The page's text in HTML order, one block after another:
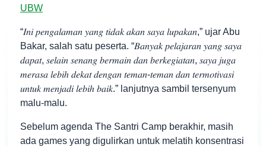
UBW
“𝐼𝑛𝑖 𝑝𝑒𝑛𝑔𝑎𝑙𝑎𝑚𝑎𝑛 𝑦𝑎𝑛𝑔 𝑡𝑖𝑑𝑎𝑘 𝑎𝑘𝑎𝑛 𝑠𝑎𝑦𝑎 𝑙𝑢𝑝𝑎𝑘𝑎𝑛,” ujar Abu
Bakar, salah satu peserta. “𝐵𝑎𝑛𝑦𝑎𝑘 𝑝𝑒𝑙𝑎𝑗𝑎𝑟𝑎𝑛 𝑦𝑎𝑛𝑔 𝑠𝑎𝑦𝑎
𝑑𝑎𝑝𝑎𝑡, 𝑠𝑒𝑙𝑎𝑖𝑛 𝑠𝑒𝑛𝑎𝑛𝑔 𝑏𝑒𝑟𝑚𝑎𝑖𝑛 𝑑𝑎𝑛 𝑏𝑒𝑟𝑘𝑒𝑔𝑖𝑎𝑡𝑎𝑛, 𝑠𝑎𝑦𝑎 𝑗𝑢𝑔𝑎
𝑚𝑒𝑟𝑎𝑠𝑎 𝑙𝑒𝑏𝑖ℎ 𝑑𝑒𝑘𝑎𝑡 𝑑𝑒𝑛𝑔𝑎𝑛 𝑡𝑒𝑚𝑎𝑛-𝑡𝑒𝑚𝑎𝑛 𝑑𝑎𝑛 𝑡𝑒𝑟𝑚𝑜𝑡𝑖𝑣𝑎𝑠𝑖
𝑢𝑛𝑡𝑢𝑘 𝑚𝑒𝑛𝑗𝑎𝑑𝑖 𝑙𝑒𝑏𝑖ℎ 𝑏𝑎𝑖𝑘.” lanjutnya sambil tersenyum
malu-malu.
Sebelum agenda The Santri Camp berakhir, masih
ada games yang digulirkan untuk melatih konsentrasi